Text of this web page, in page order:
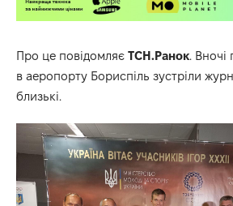
Про це повідомляє ТСН.Ранок. Вночі
в аеропорту Бориспіль зустріли
близькі.